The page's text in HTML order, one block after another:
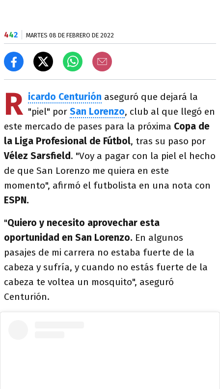
442 MARTES 08 DE FEBRERO DE 2022
R icardo Centurión aseguró que dejará la
"piel" por San Lorenzo, club al que llegó en
este mercado de pases para la próxima Copa de
la Liga Profesional de Fútbol, tras su paso por
Vélez Sarsfield. "Voy a pagar con la piel el hecho
de que San Lorenzo me quiera en este
momento", afirmó el futbolista en una nota con
ESPN.
"Quiero y necesito aprovechar esta
oportunidad en San Lorenzo. En algunos
pasajes de mi carrera no estaba fuerte de la
cabeza y sufría, y cuando no estás fuerte de la
cabeza te voltea un mosquito", aseguró
Centurión.